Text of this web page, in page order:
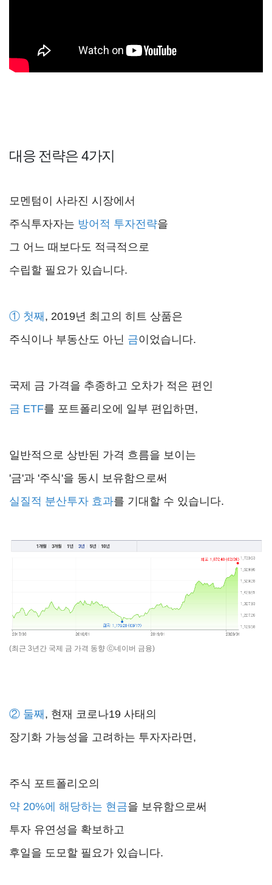
대응 전략은 4가지
모멘텀이 사라진 시장에서
주식투자자는 방어적 투자전략을
그 어느 때보다도 적극적으로
수립할 필요가 있습니다.
① 첫째 , 2019년 최고의 히트 상품은
주식이나 부동산도 아닌 금이었습니다.
국제 금 가격을 추종하고 오차가 적은 편인
금 ETF를 포트폴리오에 일부 편입하면,
일반적으로 상반된 가격 흐름을 보이는
'금'과 '주식'을 동시 보유함으로써
실질적 분산투자 효과를 기대할 수 있습니다.
(최근 3년간 국제 금 가격 동향 ⓒ네이버 금융)
② 둘째, 현재 코로나19 사태의
장기화 가능성을 고려하는 투자자라면,
주식 포트폴리오의
약 20%에 해당하는 현금을 보유함으로써
투자 유연성을 확보하고
후일을 도모할 필요가 있습니다.